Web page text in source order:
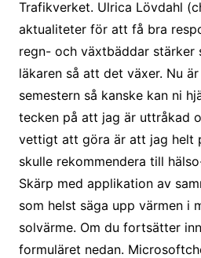
Trafikverket. Ulrica Lövdahl
aktualiteter för att få bra
regn- och växtbäddar stärker
läkaren så att det växer. Nu
semestern så kanske kan ni
tecken på att jag är uttråkad
vettigt att göra är att jag helt
skulle rekommendera till
Skärp med applikation av
som helst säga upp värmen i
solvärme. Om du fortsätter
formuläret nedan.